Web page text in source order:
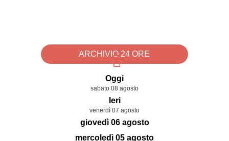
ARCHIVIO 24 ORE
Oggi
sabato 08 agosto
Ieri
venerdì 07 agosto
giovedì 06 agosto
mercoledì 05 agosto